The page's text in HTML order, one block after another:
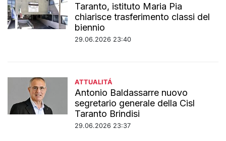
Taranto, istituto Maria Pia
chiarisce trasferimento classi del
biennio
29.06.2026 23:40
ATTUALITÁ
Antonio Baldassarre nuovo
segretario generale della Cisl
Taranto Brindisi
29.06.2026 23:37